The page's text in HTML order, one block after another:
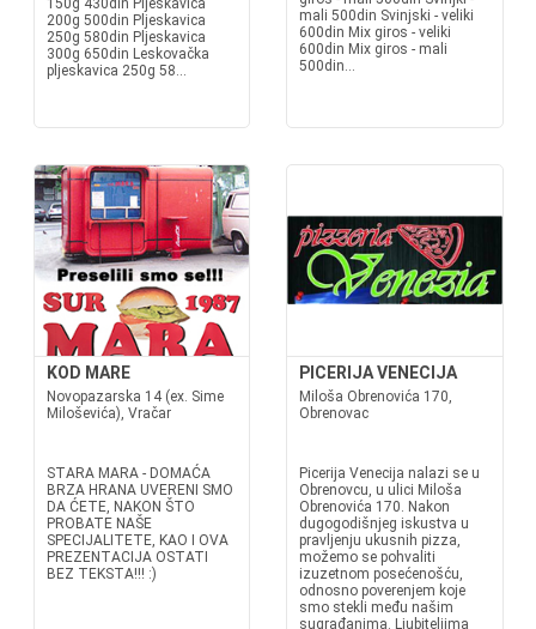
150g 430din Pljeskavica
200g 500din Pljeskavica
250g 580din Pljeskavica
300g 650din Leskovačka
pljeskavica 250g 58...
mali 500din Svinjski - veliki
600din Mix giros - veliki
600din Mix giros - mali
500din...
KOD MARE
Novopazarska 14 (ex. Sime
Miloševića), Vračar
STARA MARA - DOMAĆA
BRZA HRANA UVERENI SMO
DA ĆETE, NAKON ŠTO
PROBATE NAŠE
SPECIJALITETE, KAO I OVA
PREZENTACIJA OSTATI
BEZ TEKSTA!!! :)
PICERIJA VENECIJA
Miloša Obrenovića 170,
Obrenovac
Picerija Venecija nalazi se u
Obrenovcu, u ulici Miloša
Obrenovića 170. Nakon
dugogodišnjeg iskustva u
pravljenju ukusnih pizza,
možemo se pohvaliti
izuzetnom posećenošću,
odnosno poverenjem koje
smo stekli među našim
sugrađanima. Ljubiteljima